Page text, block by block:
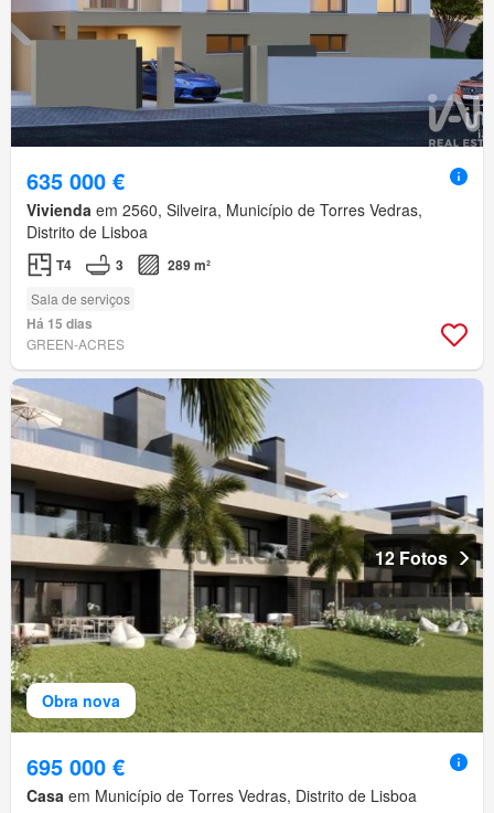
635 000 €
Vivienda em 2560, Silveira, Município de Torres Vedras,
Distrito de Lisboa
T4 3 289 m²
Sala de serviços
Há 15 dias
GREEN-ACRES
Obra nova
12 Fotos
695 000 €
Casa em Município de Torres Vedras, Distrito de Lisboa